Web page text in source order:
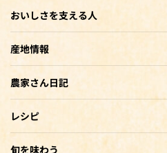
おいしさを支える人
産地情報
農家さん日記
レシピ
旬を味わう